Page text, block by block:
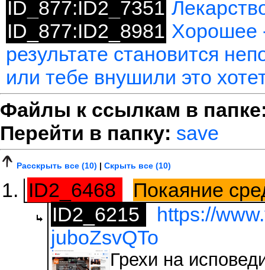
ID_877:ID2_7351
ID_877:ID2_8981 Хорошее
результате становится
или тебе внушили это
Файлы к ссылкам в
Перейти в папку: save
Расскрыть все (10) | Скрыть все (10)
ID2_6468
Покаяние
ID2_6215
https://
juboZsvQTo
Грехи на